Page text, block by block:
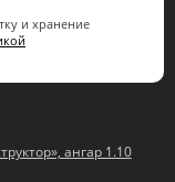
и хранение
ангар 1.10